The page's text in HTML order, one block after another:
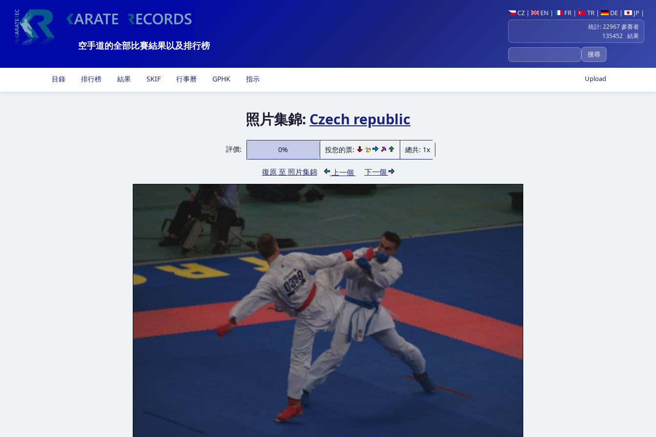
CZ | EN | FR | TR | DE | JP |
統計: 22967 參賽者
135452 結果
空手道的全部比賽結果以及排行榜
Upload
目錄 排行榜 結果 SKIF 行事曆 GPHK 指示
照片集錦: Czech republic
評價: 0% 投您的票: 總共: 1x
復原 至 照片集錦 上一個 下一個